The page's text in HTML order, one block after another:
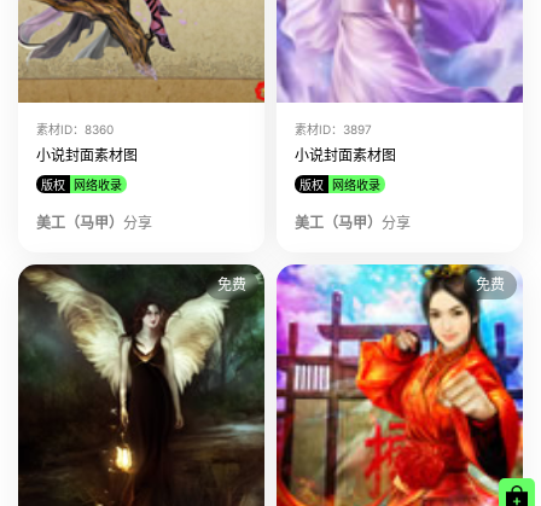
素材ID：8360
小说封面素材图
版权 网络收录
美工（马甲） 分享
素材ID：3897
小说封面素材图
版权 网络收录
美工（马甲） 分享
免费 免费